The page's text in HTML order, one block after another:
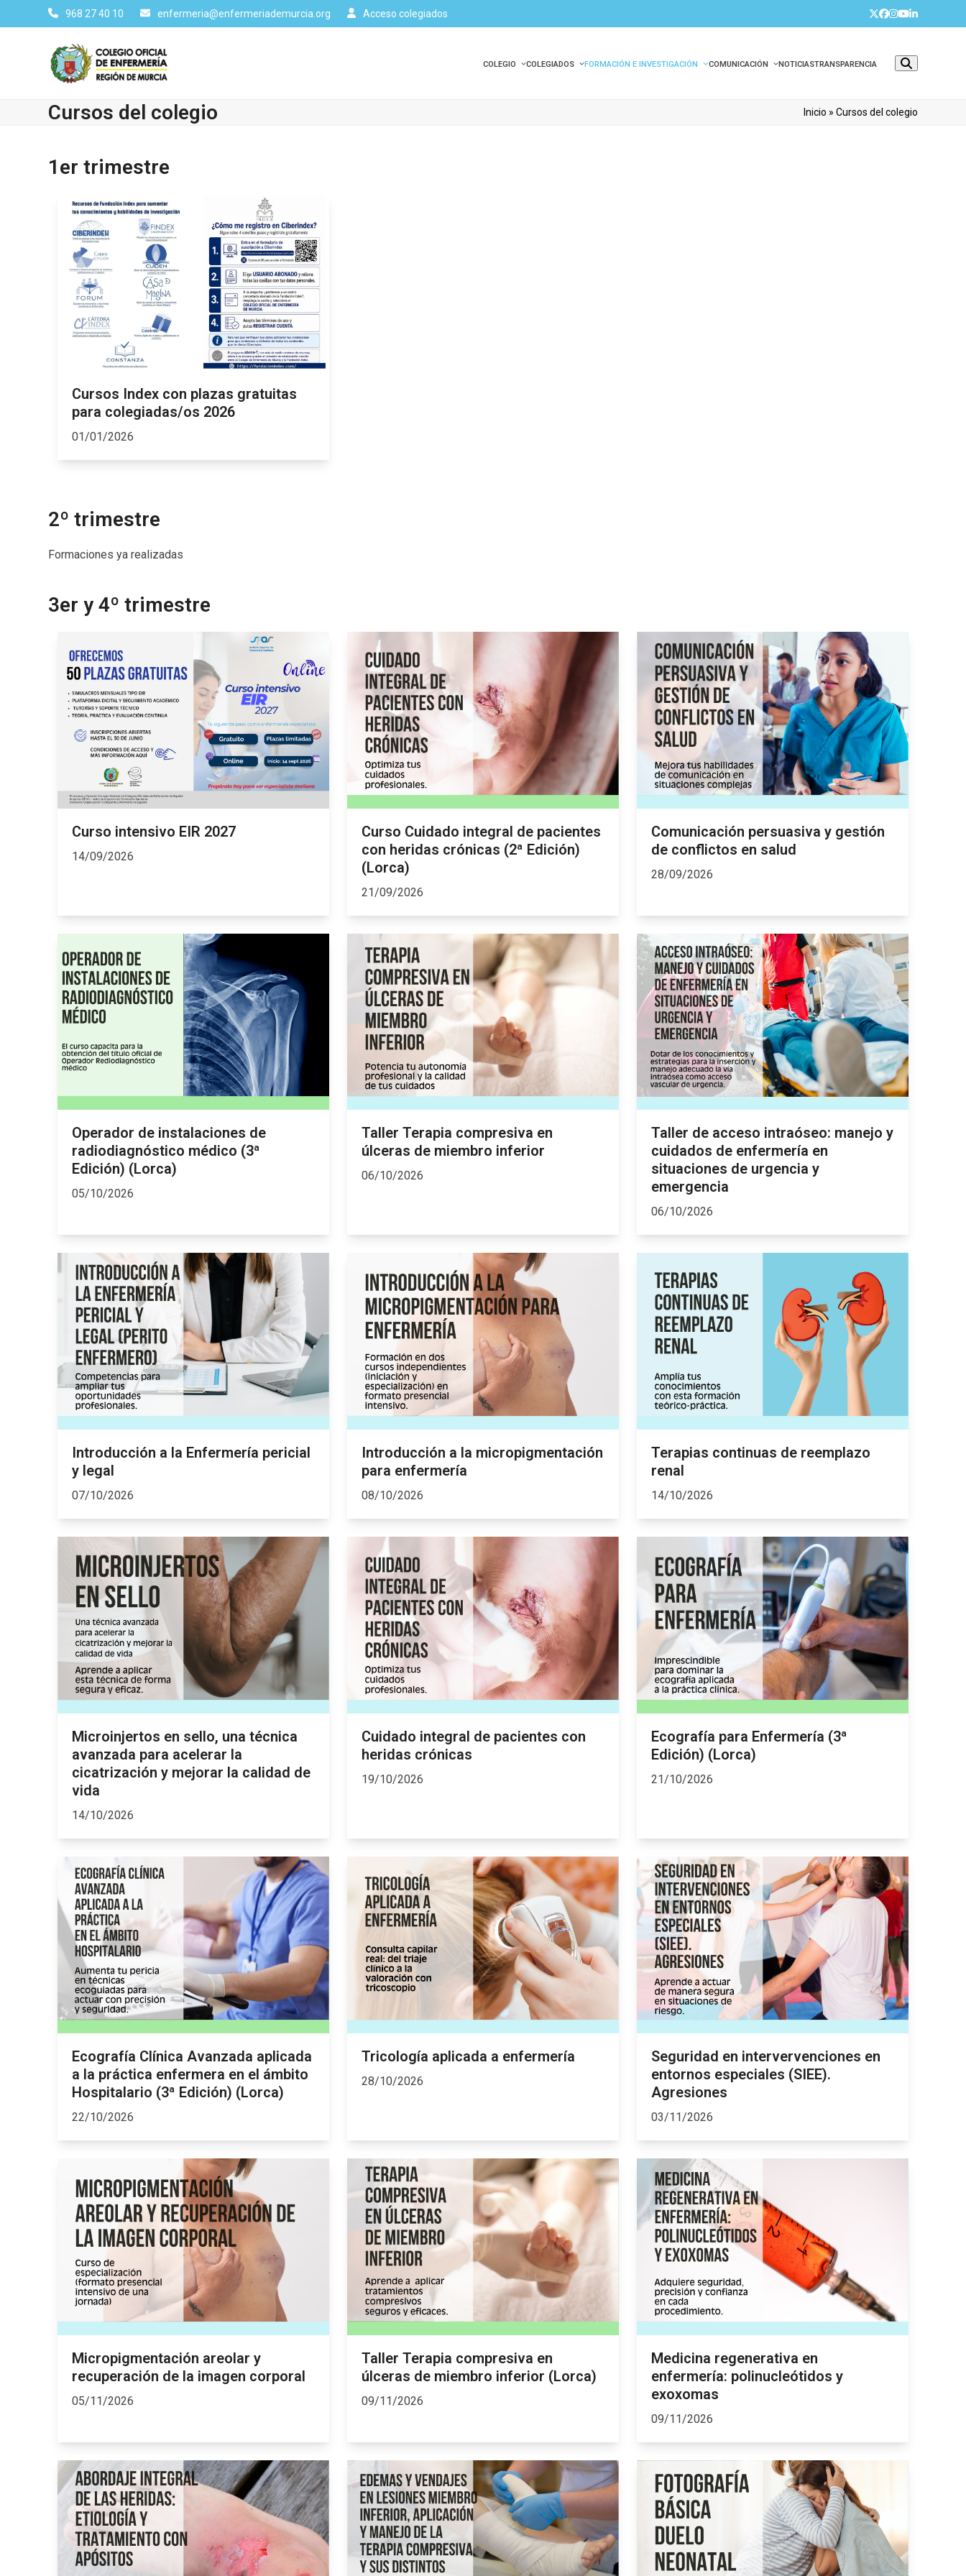
to
968 27 40 10 enfermeria@enfermeriademurcia.org Acceso colegiados Twitter
Facebook
Instagram
YouTube
LinkedIn
COLEGIO COLEGIADOS FORMACIÓN E INVESTIGACIÓN COMUNICACIÓN NOTICIASTRANSPARENCIA
Cursos del colegio Inicio » Cursos del colegio
1er trimestre
Cursos Index con plazas gratuitas
para colegiadas/os 2026
01/01/2026
2º trimestre
Formaciones ya realizadas
3er y 4º trimestre
Curso intensivo EIR 2027
14/09/2026
Curso Cuidado integral de pacientes
con heridas crónicas (2ª Edición)
(Lorca)
21/09/2026
Comunicación persuasiva y gestión
de conflictos en salud
28/09/2026
Operador de instalaciones de
radiodiagnóstico médico (3ª
Edición) (Lorca)
05/10/2026
Taller Terapia compresiva en
úlceras de miembro inferior
06/10/2026
Taller de acceso intraóseo: manejo y
cuidados de enfermería en
situaciones de urgencia y
emergencia
06/10/2026
Introducción a la Enfermería pericial
y legal
07/10/2026
Introducción a la micropigmentación
para enfermería
08/10/2026
Terapias continuas de reemplazo
renal
14/10/2026
Microinjertos en sello, una técnica
avanzada para acelerar la
cicatrización y mejorar la calidad de
vida
14/10/2026
Cuidado integral de pacientes con
heridas crónicas
19/10/2026
Ecografía para Enfermería (3ª
Edición) (Lorca)
21/10/2026
Ecografía Clínica Avanzada aplicada
a la práctica enfermera en el ámbito
Hospitalario (3ª Edición) (Lorca)
22/10/2026
Tricología aplicada a enfermería
28/10/2026
Seguridad en intervervenciones en
entornos especiales (SIEE).
Agresiones
03/11/2026
Micropigmentación areolar y
recuperación de la imagen corporal
05/11/2026
Taller Terapia compresiva en
úlceras de miembro inferior (Lorca)
09/11/2026
Medicina regenerativa en
enfermería: polinucleótidos y
exoxomas
09/11/2026